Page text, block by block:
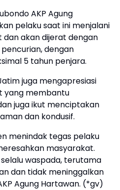
AKP Agung
pelaku saat ini menjalani
dan akan dijerat dengan
pencurian, dengan
5 tahun penjara.
juga mengapresiasi
yang membantu
juga ikut menciptakan
dan kondusif.
menindak tegas pelaku
masyarakat.
waspada, terutama
dan tidak meninggalkan
Agung Hartawan. (*gv)